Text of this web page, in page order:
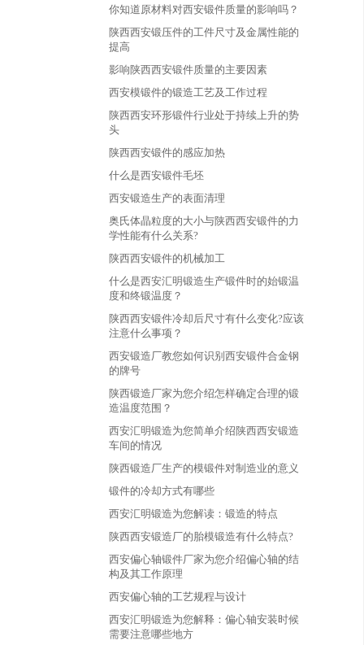
你知道原材料对西安锻件质量的影响吗？
陕西西安锻压件的工件尺寸及金属性能的
提高
影响陕西西安锻件质量的主要因素
西安模锻件的锻造工艺及工作过程
陕西西安环形锻件行业处于持续上升的势
头
陕西西安锻件的感应加热
什么是西安锻件毛坯
西安锻造生产的表面清理
奥氏体晶粒度的大小与陕西西安锻件的力
学性能有什么关系?
陕西西安锻件的机械加工
什么是西安汇明锻造生产锻件时的始锻温
度和终锻温度？
陕西西安锻件冷却后尺寸有什么变化?应该
注意什么事项？
西安锻造厂教您如何识别西安锻件合金钢
的牌号
陕西锻造厂家为您介绍怎样确定合理的锻
造温度范围？
西安汇明锻造为您简单介绍陕西西安锻造
车间的情况
陕西锻造厂生产的模锻件对制造业的意义
锻件的冷却方式有哪些
西安汇明锻造为您解读：锻造的特点
陕西西安锻造厂的胎模锻造有什么特点?
西安偏心轴锻件厂家为您介绍偏心轴的结
构及其工作原理
西安偏心轴的工艺规程与设计
西安汇明锻造为您解释：偏心轴安装时候
需要注意哪些地方